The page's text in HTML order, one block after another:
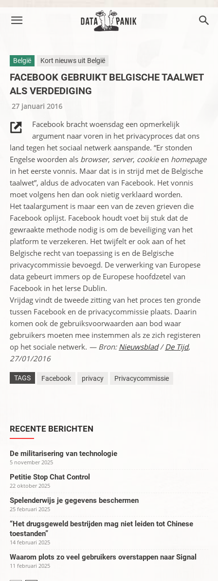
België Kort nieuws uit België
FACEBOOK GEBRUIKT BELGISCHE TAALWET
ALS VERDEDIGING
27 januari 2016
Facebook bracht woensdag een opmerkelijk
argument naar voren in het privacyproces dat ons
land tegen het sociaal netwerk aanspande. “Er stonden
Engelse woorden als browser, server, cookieen homepage
in het eerste vonnis. Maar dat is in strijd met de Belgische
taalwet”, aldus de advocaten van Facebook. Het vonnis
moet volgens hen dan ook nietig verklaard worden.
Het taalargument is maar een van de zeven grieven die
Facebook oplijst. Facebook houdt voet bij stuk dat de
gewraakte methode nodig is om de beveiliging van het
platform te verzekeren. Het twijfelt er ook aan of het
Belgische recht van toepassing is en de Belgische
privacycommissie bevoegd. De verwerking van Europese
data gebeurt immers op de Europese hoofdzetel van
Facebook in het Ierse Dublin.
Vrijdag vindt de tweede zitting van het proces ten gronde
tussen Facebook en de privacycommissie plaats. Daarin
komen ook de gebruiksvoorwaarden aan bod waar
gebruikers moeten mee instemmen als ze zich registeren
op het sociale netwerk. — Bron: Nieuwsblad/De Tijd,
27/01/2016
TAGS Facebook privacy Privacycommissie
RECENTE BERICHTEN
De militarisering van technologie
5 november 2025
Petitie Stop Chat Control
22 oktober 2025
Spelenderwijs je gegevens beschermen
25 februari 2025
“Het drugsgeweld bestrijden mag niet leiden tot Chinese
toestanden”
14 februari 2025
Waarom plots zo veel gebruikers overstappen naar Signal
11 februari 2025